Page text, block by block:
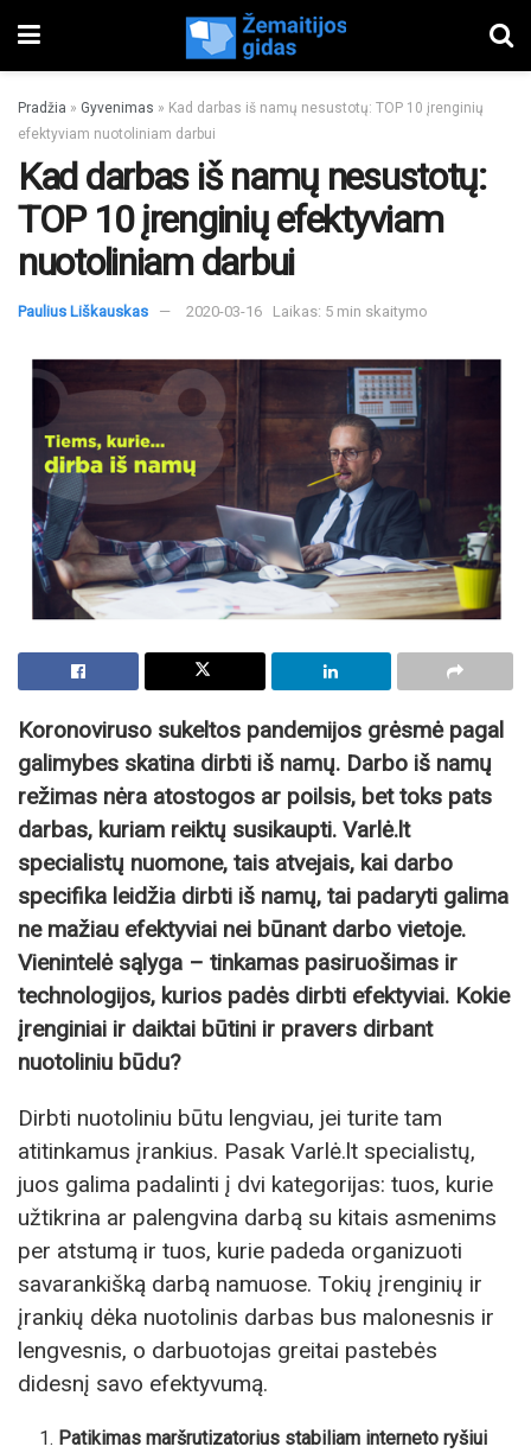
Pradžia » Gyvenimas » Kad darbas iš namų nesustotų: TOP 10 įrenginių
efektyviam nuotoliniam darbui
Kad darbas iš namų nesustotų:
TOP 10 įrenginių efektyviam
nuotoliniam darbui
Paulius Liškauskas 2020-03-16 Laikas: 5 min skaitymo
Koronoviruso sukeltos pandemijos grėsmė pagal
galimybes skatina dirbti iš namų. Darbo iš namų
režimas nėra atostogos ar poilsis, bet toks pats
darbas, kuriam reiktų susikaupti. Varlė.lt
specialistų nuomone, tais atvejais, kai darbo
specifika leidžia dirbti iš namų, tai padaryti galima
ne mažiau efektyviai nei būnant darbo vietoje.
Vienintelė sąlyga – tinkamas pasiruošimas ir
technologijos, kurios padės dirbti efektyviai. Kokie
įrenginiai ir daiktai būtini ir pravers dirbant
nuotoliniu būdu?
Dirbti nuotoliniu būtu lengviau, jei turite tam
atitinkamus įrankius. Pasak Varlė.lt specialistų,
juos galima padalinti į dvi kategorijas: tuos, kurie
užtikrina ar palengvina darbą su kitais asmenims
per atstumą ir tuos, kurie padeda organizuoti
savarankišką darbą namuose. Tokių įrenginių ir
įrankių dėka nuotolinis darbas bus malonesnis ir
lengvesnis, o darbuotojas greitai pastebės
didesnį savo efektyvumą.
Patikimas maršrutizatorius stabiliam interneto ryšiui